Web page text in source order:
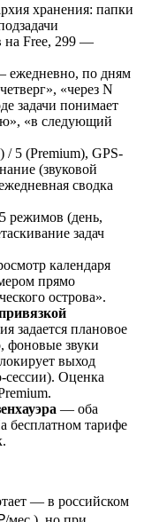
хранения: папки
на Free, 299 —
ежедневно, по дням
«через N
задачи понимает
«в следующий
/ 5 (Premium), GPS-
(звуковой
сводка
режимов (день,
задач
календаря
прямо
острова».
задается плановое
фоновые звуки
выход
сессии). Оценка
— оба
бесплатном тарифе
— в российском